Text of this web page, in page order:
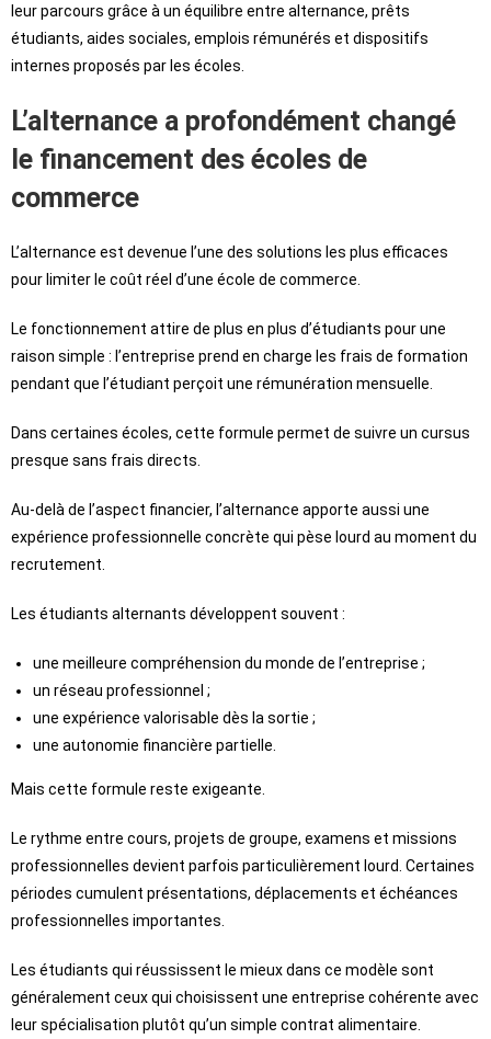
leur parcours grâce à un équilibre entre alternance, prêts
étudiants, aides sociales, emplois rémunérés et dispositifs
internes proposés par les écoles.
L’alternance a profondément changé
le financement des écoles de
commerce
L’alternance est devenue l’une des solutions les plus efficaces
pour limiter le coût réel d’une école de commerce.
Le fonctionnement attire de plus en plus d’étudiants pour une
raison simple : l’entreprise prend en charge les frais de formation
pendant que l’étudiant perçoit une rémunération mensuelle.
Dans certaines écoles, cette formule permet de suivre un cursus
presque sans frais directs.
Au-delà de l’aspect financier, l’alternance apporte aussi une
expérience professionnelle concrète qui pèse lourd au moment du
recrutement.
Les étudiants alternants développent souvent :
une meilleure compréhension du monde de l’entreprise ;
un réseau professionnel ;
une expérience valorisable dès la sortie ;
une autonomie financière partielle.
Mais cette formule reste exigeante.
Le rythme entre cours, projets de groupe, examens et missions
professionnelles devient parfois particulièrement lourd. Certaines
périodes cumulent présentations, déplacements et échéances
professionnelles importantes.
Les étudiants qui réussissent le mieux dans ce modèle sont
généralement ceux qui choisissent une entreprise cohérente avec
leur spécialisation plutôt qu’un simple contrat alimentaire.